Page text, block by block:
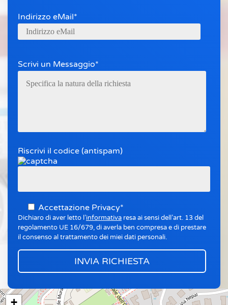
Indirizzo eMail*
Scrivi un Messaggio*
Riscrivi il codice (antispam)
Accettazione Privacy*
Dichiaro di aver letto l’informativa resa ai sensi dell’art. 13 del
regolamento UE 16/679, di averla ben compresa e di prestare
il consenso al trattamento dei miei dati personali.
+